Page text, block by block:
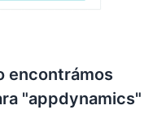
encontrámos
"appdynamics"